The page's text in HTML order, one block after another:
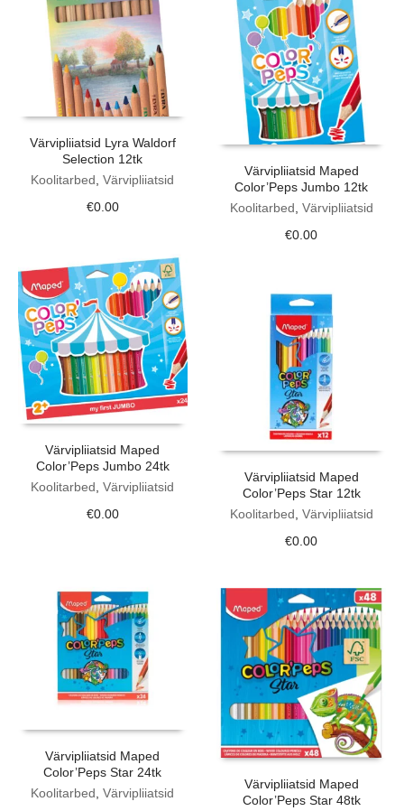
Värvipliiatsid Lyra Waldorf
Selection 12tk
Koolitarbed ,Värvipliiatsid
€0.00
Värvipliiatsid Maped
Color’Peps Jumbo 12tk
Koolitarbed Värvipliiatsid
€0.00
Värvipliiatsid Maped
Color’Peps Jumbo 24tk
Koolitarbed ,Värvipliiatsid
€0.00
Värvipliiatsid Maped
Color’Peps Star 12tk
Koolitarbed Värvipliiatsid
€0.00
Värvipliiatsid Maped
Color’Peps Star 24tk
Koolitarbed ,Värvipliiatsid
Värvipliiatsid Maped
Color’Peps Star 48tk